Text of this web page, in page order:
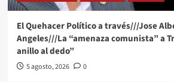
El Quehacer Político a través///Jose
Angeles///La “amenaza comunista” a
anillo al dedo”
5 agosto, 2026 0